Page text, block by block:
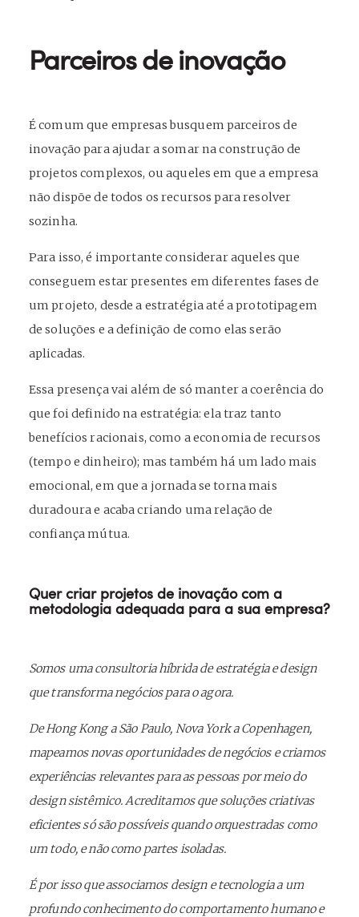
Parceiros de inovação
É comum que empresas busquem parceiros de
inovação para ajudar a somar na construção de
projetos complexos, ou aqueles em que a empresa
não dispõe de todos os recursos para resolver
sozinha.
Para isso, é importante considerar aqueles que
conseguem estar presentes em diferentes fases de
um projeto, desde a estratégia até a prototipagem
de soluções e a definição de como elas serão
aplicadas.
Essa presença vai além de só manter a coerência do
que foi definido na estratégia: ela traz tanto
benefícios racionais, como a economia de recursos
(tempo e dinheiro); mas também há um lado mais
emocional, em que a jornada se torna mais
duradoura e acaba criando uma relação de
confiança mútua.
Quer criar projetos de inovação com a
metodologia adequada para a sua empresa?
Somos uma consultoria híbrida de estratégia e design
que transforma negócios para o agora.
De Hong Kong a São Paulo, Nova York a Copenhagen,
mapeamos novas oportunidades de negócios e criamos
experiências relevantes para as pessoas por meio do
design sistêmico. Acreditamos que soluções criativas
eficientes só são possíveis quando orquestradas como
um todo, e não como partes isoladas.
É por isso que associamos design e tecnologia a um
profundo conhecimento do comportamento humano e